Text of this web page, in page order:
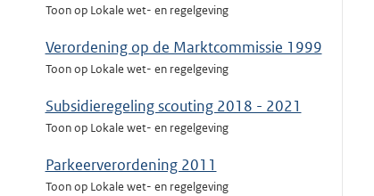
Toon op Lokale wet- en regelgeving
Verordening op de Marktcommissie 1999
Toon op Lokale wet- en regelgeving
Subsidieregeling scouting 2018 - 2021
Toon op Lokale wet- en regelgeving
Parkeerverordening 2011
Toon op Lokale wet- en regelgeving